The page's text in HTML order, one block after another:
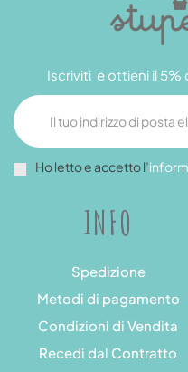
INFO
Spedizione
Metodi di pagamento
Condizioni di Vendita
Recedi dal Contratto
Iscriviti e ottieni il
Ho letto e accetto l’